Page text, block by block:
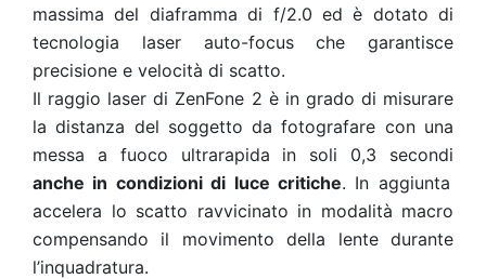
massima del diaframma di f/2.0 ed è dotato di
tecnologia laser auto-focus che garantisce
precisione e velocità di scatto.
Il raggio laser di ZenFone 2 è in grado di misurare
la distanza del soggetto da fotografare con una
messa a fuoco ultrarapida in soli 0,3 secondi
anche in condizioni di luce critiche. In aggiunta
accelera lo scatto ravvicinato in modalità macro
compensando il movimento della lente durante
l’inquadratura.